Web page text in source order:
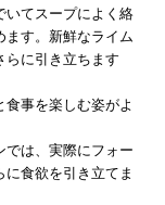
いてスープによく絡
ます。新鮮なライム
らに引き立ちます
事を楽しむ姿がよ
では、実際にフォー
食欲を引き立てま